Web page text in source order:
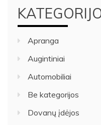
Apranga
Augintiniai
Automobiliai
Be kategorijos
Dovanų įdėjos